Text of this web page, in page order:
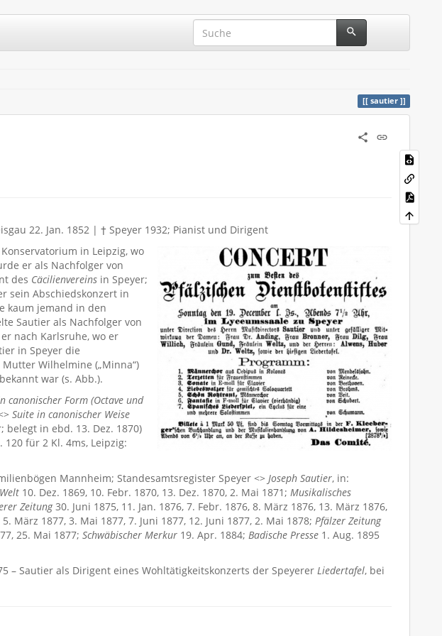
sautier
22. Jan. 1852 | † Speyer 1932; Pianist und Dirigent
in Leipzig, wo
er als Nachfolger von
des Cäcilienvereins in Speyer;
sein Abschiedskonzert in
kaum jemand in den
Sautier als Nachfolger von
nach Karlsruhe, wo er
in Speyer die
Wilhelmine („Minna“)
war (s. Abb.).
canonischer Form (Octave und
Suite in canonischer Weise
belegt in ebd. 13. Dez. 1870)
für 2 Kl. 4ms, Leipzig:
Mannheim; Standesamtsregister Speyer <> Joseph Sautier, in:
10. Dez. 1869, 10. Febr. 1870, 13. Dez. 1870, 2. Mai 1871; Musikalisches
Zeitung30. Juni 1875, 11. Jan. 1876, 7. Febr. 1876, 8. März 1876, 13. März 1876,
März 1877, 3. Mai 1877, 7. Juni 1877, 12. Juni 1877, 2. Mai 1878; Pfälzer Zeitung
25. Mai 1877; Schwäbischer Merkur 19. Apr. 1884; Badische Presse 1. Aug. 1895
– Sautier als Dirigent eines Wohltätigkeitskonzerts der Speyerer Liedertafel, bei